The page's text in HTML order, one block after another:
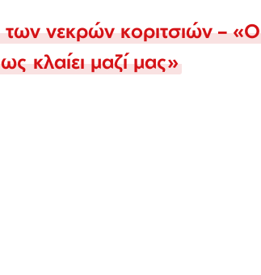
των νεκρών κοριτσιών – «Ο
κλαίει μαζί μας»